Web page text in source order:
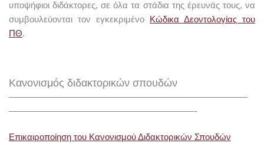
υποψήφιοι διδάκτορες, σε όλα τα στάδια της έρευνάς τους, να
συμβουλεύονται τον εγκεκριμένο
Κώδικα Δεοντολογίας του
ΠΘ.
Κανονισμός διδακτορικών σπουδών
———————————————————————————
—————————————————————-
Επικαιροποίηση του Κανονισμού Διδακτορικών Σπουδών